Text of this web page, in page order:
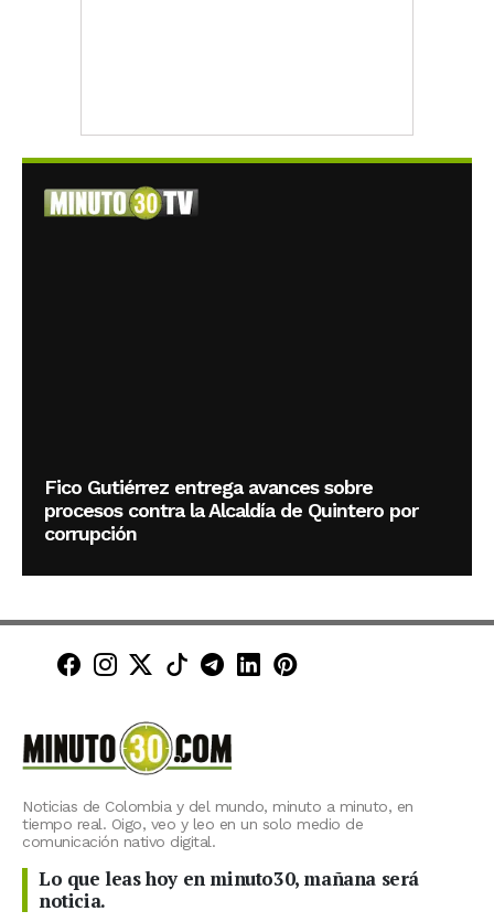
Fico Gutiérrez entrega avances sobre
procesos contra la Alcaldía de Quintero por
corrupción
Minuto30 en Facebook
Minuto30 en Instagram
Minuto30 en X (Twitter)
Minuto30 en TikTok
Canal de Minuto30 en
Minuto30 en LinkedIn
Minuto30 en
Noticias de Colombia y del mundo, minuto a minuto, en
tiempo real. Oigo, veo y leo en un solo medio de
comunicación nativo digital.
Lo que leas hoy en minuto30, mañana será
noticia.